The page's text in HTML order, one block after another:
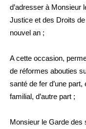
d’adresser à Monsieur
Justice et des Droits
nouvel an ;
A cette occasion,
de réformes abouties
santé de fer d’une
familial, d’autre part ;
Monsieur le Garde des